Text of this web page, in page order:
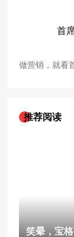
首
做营销，就看
推荐阅读
笑晕，宝